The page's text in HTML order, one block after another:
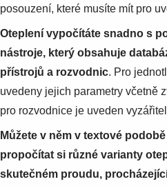
posouzení, které musíte mít pro
Oteplení vypočítáte snadno s
nástroje, který obsahuje
přístrojů a rozvodnic. Pro
uvedeny jejich parametry včetně
pro rozvodnice je uveden
Můžete v něm v textové
propočítat si různé varianty
skutečném proudu,